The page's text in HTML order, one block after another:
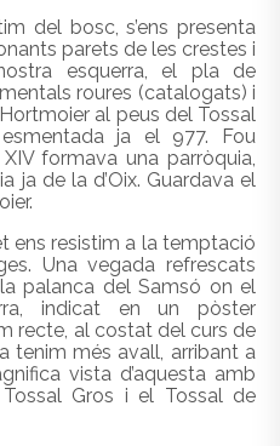
del bosc, s’ens presenta
parets de les crestes i
esquerra, el pla de
roures (catalogats) i
al peus del Tossal
ja el 977. Fou
formava una parròquia,
ja de la d’Oix. Guardava el
ens resistim a la temptació
Una vegada refrescats
palanca del Samsó on el
indicat en un pòster
recte, al costat del curs de
tenim més avall, arribant a
vista d’aquesta amb
Gros i el Tossal de